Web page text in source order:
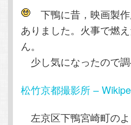
下鴨に昔，映画製
ありました。火事で燃
ん。
少し気になったので調
松竹京都撮影所 –
左京区下鴨宮崎町のよ